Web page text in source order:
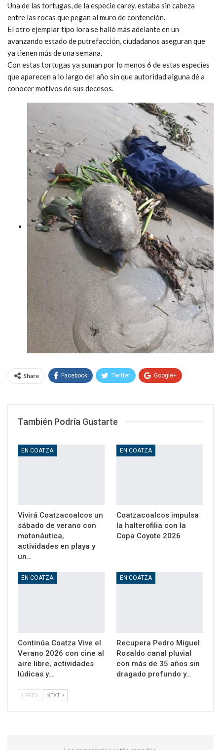
Una de las tortugas, de la especie carey, estaba sin cabeza
entre las rocas que pegan al muro de contención.
El otro ejemplar tipo lora se halló más adelante en un
avanzando estado de putrefacción, ciudadanos aseguran que
ya tienen más de una semana.
Con estas tortugas ya suman por lo menos 6 de estas especies
que aparecen a lo largo del año sin que autoridad alguna dé a
conocer motivos de sus decesos.
Share Facebook Twitter Google+
También Podría Gustarte
EN COATZA
Vivirá Coatzacoalcos un
sábado de verano con
motonáutica,
actividades en playa y
un…
EN COATZA
Coatzacoalcos impulsa
la halterofilia con la
Copa Coyote 2026
EN COATZA
Continúa Coatza Vive el
Verano 2026 con cine al
aire libre, actividades
lúdicas y…
EN COATZA
Recupera Pedro Miguel
Rosaldo canal pluvial
con más de 35 años sin
dragado profundo y…
PREV NEXT